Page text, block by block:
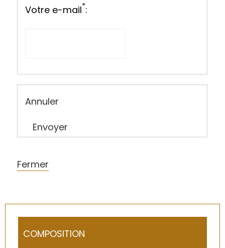
Votre e-mail*:
Annuler
Envoyer
Fermer
COMPOSITION